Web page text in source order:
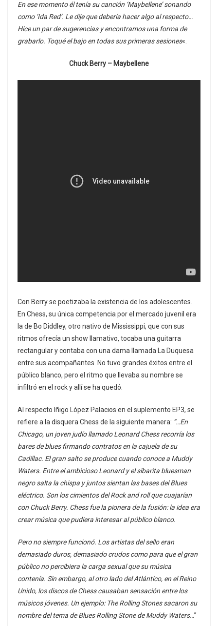
En ese momento él tenía su canción ‘Maybellene’ sonando
como ‘Ida Red’. Le dije que debería hacer algo al respecto…
Hice un par de sugerencias y encontramos una forma de
grabarlo. Toqué el bajo en todas sus primeras sesiones«.
Chuck Berry – Maybellene
Con Berry se poetizaba la existencia de los adolescentes.
En Chess, su única competencia por el mercado juvenil era
la de Bo Diddley, otro nativo de Mississippi, que con sus
ritmos ofrecía un show llamativo, tocaba una guitarra
rectangular y contaba con una dama llamada La Duquesa
entre sus acompañantes. No tuvo grandes éxitos entre el
público blanco, pero el ritmo que llevaba su nombre se
infiltró en el rock y allí se ha quedó.
Al respecto Iñigo López Palacios en el suplemento EP3, se
refiere a la disquera Chess de la siguiente manera: “…En
Chicago, un joven judío llamado Leonard Chess recorría los
bares de blues firmando contratos en la cajuela de su
Cadillac. El gran salto se produce cuando conoce a Muddy
Waters. Entre el ambicioso Leonard y el sibarita bluesman
negro salta la chispa y juntos sientan las bases del Blues
eléctrico. Son los cimientos del Rock and roll que cuajarían
con Chuck Berry. Chess fue la pionera de la fusión: la idea era
crear música que pudiera interesar al público blanco.
Pero no siempre funcionó. Los artistas del sello eran
demasiado duros, demasiado crudos como para que el gran
público no percibiera la carga sexual que su música
contenía. Sin embargo, al otro lado del Atlántico, en el Reino
Unido, los discos de Chess causaban sensación entre los
músicos jóvenes. Un ejemplo: The Rolling Stones sacaron su
nombre del tema de Blues Rolling Stone de Muddy Waters…”